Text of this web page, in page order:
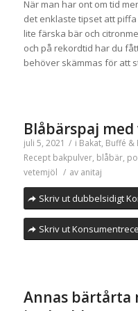
När man har ont om tid
det enklaste tipset att
lite färska bär och
och på rekordtid har du
behöver skämmas för att
Blåbärspaj
juli 5, 2021 / i Bakat, Buffé &
Recept bakpulver, blåbär,
vetemjöl / av anitaj
Skriv ut dubbelsidigt
Skriv ut
Annas bärtårta